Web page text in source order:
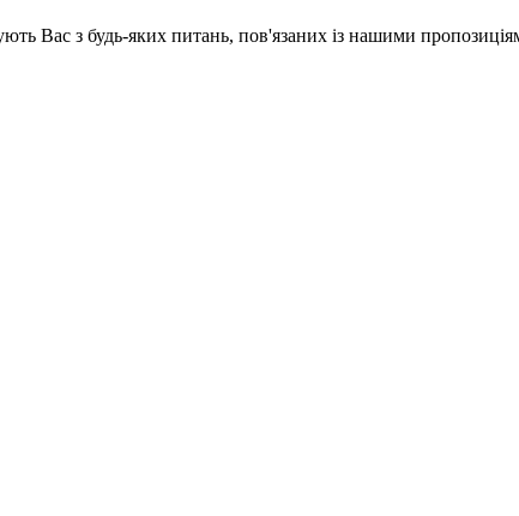
Вас з будь-яких питань, пов'язаних із нашими